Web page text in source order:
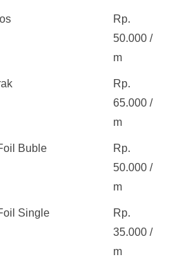
Rp.
50.000 /
m
Rp.
65.000 /
m
Buble
Rp.
50.000 /
m
Single
Rp.
35.000 /
m